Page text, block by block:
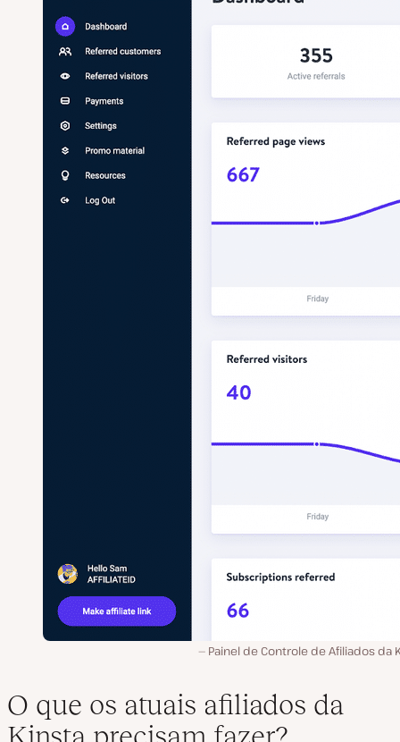
Painel de Controle de Afiliados da
O que os atuais afiliados da
Kinsta precisam fazer?